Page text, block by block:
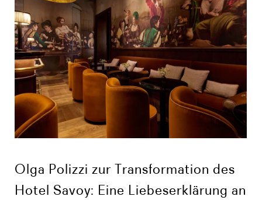
Olga Polizzi zur Transformation des
Hotel Savoy: Eine Liebeserklärung an